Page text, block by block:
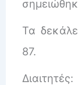
Τα
87.